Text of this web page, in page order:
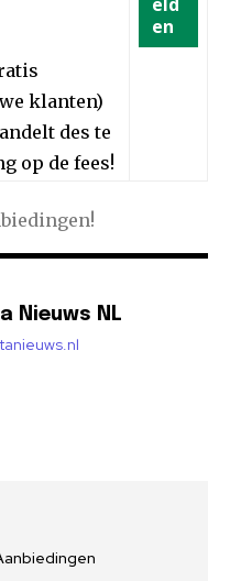
klanten)
des te
op de fees!
en
Nieuws NL